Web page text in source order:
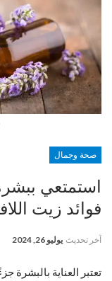
صحة وجمال
استمتعي
فوائد زيت
آخر تحديث يوليو 26, 2024
تعتبر العناية